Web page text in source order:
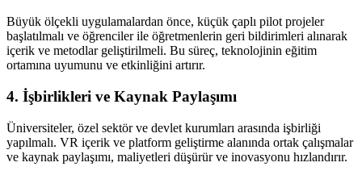
Büyük ölçekli uygulamalardan önce, küçük çaplı pilot projeler
başlatılmalı ve öğrenciler ile öğretmenlerin geri bildirimleri alınarak
içerik ve metodlar geliştirilmeli. Bu süreç, teknolojinin eğitim
ortamına uyumunu ve etkinliğini artırır.
4. İşbirlikleri ve Kaynak Paylaşımı
Üniversiteler, özel sektör ve devlet kurumları arasında işbirliği
yapılmalı. VR içerik ve platform geliştirme alanında ortak çalışmalar
ve kaynak paylaşımı, maliyetleri düşürür ve inovasyonu hızlandırır.